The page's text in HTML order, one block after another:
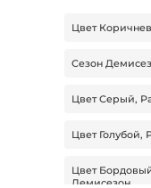
Цвет
Сезон
Цвет Серый,
Цвет Голубой,
Цвет
Демисезон